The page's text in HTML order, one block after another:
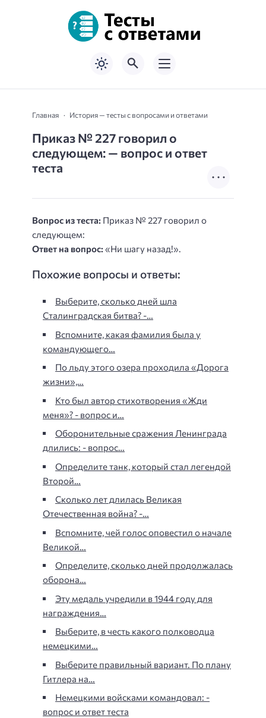
Главная История — тесты с вопросами и ответами
Приказ № 227 говорил о
следующем: — вопрос и ответ
теста
Вопрос из теста: Приказ № 227 говорил о
следующем:
Ответ на вопрос: «Ни шагу назад!».
Похожие вопросы и ответы:
Выберите, сколько дней шла
Сталинградская битва? -…
Вспомните, какая фамилия была у
командующего…
По льду этого озера проходила «Дорога
жизни»,…
Кто был автор стихотворения «Жди
меня»? - вопрос и…
Оборонительные сражения Ленинграда
длились: - вопрос…
Определите танк, который стал легендой
Второй…
Сколько лет длилась Великая
Отечественная война? -…
Вспомните, чей голос оповестил о начале
Великой…
Определите, сколько дней продолжалась
оборона…
Эту медаль учредили в 1944 году для
награждения…
Выберите, в честь какого полководца
немецкими…
Выберите правильный вариант. По плану
Гитлера на…
Немецкими войсками командовал: -
вопрос и ответ теста